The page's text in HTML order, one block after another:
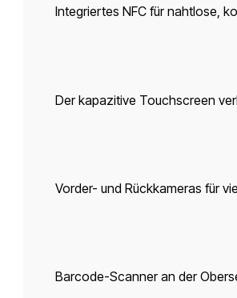
Integriertes NFC für nahtlose,
Der kapazitive Touchscreen
Vorder- und Rückkameras für
Barcode-Scanner an der